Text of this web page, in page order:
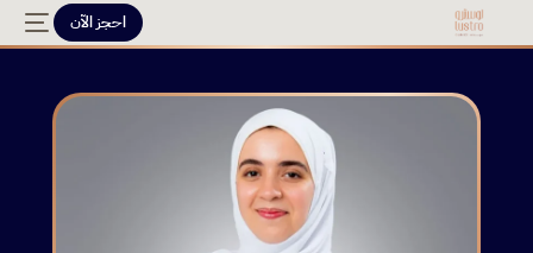
احجز الآن